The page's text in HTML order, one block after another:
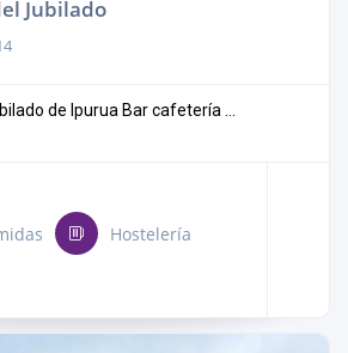
Jubilado
de Ipurua Bar cafetería ...
Hostelería